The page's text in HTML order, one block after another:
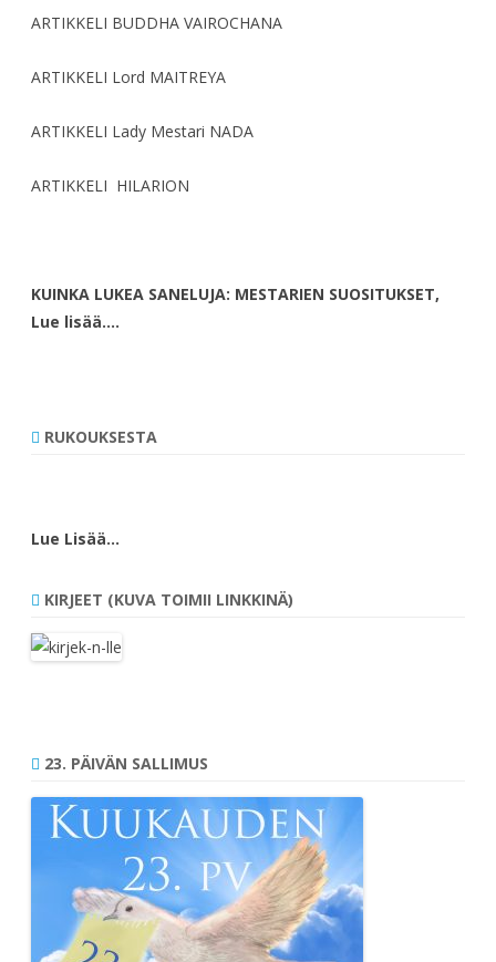
ARTIKKELI BUDDHA VAIROCHANA
ARTIKKELI Lord MAITREYA
ARTIKKELI Lady Mestari NADA
ARTIKKELI HILARION
KUINKA LUKEA SANELUJA: MESTARIEN SUOSITUKSET,
Lue lisää….
RUKOUKSESTA
Lue Lisää…
KIRJEET (KUVA TOIMII LINKKINÄ)
23. PÄIVÄN SALLIMUS